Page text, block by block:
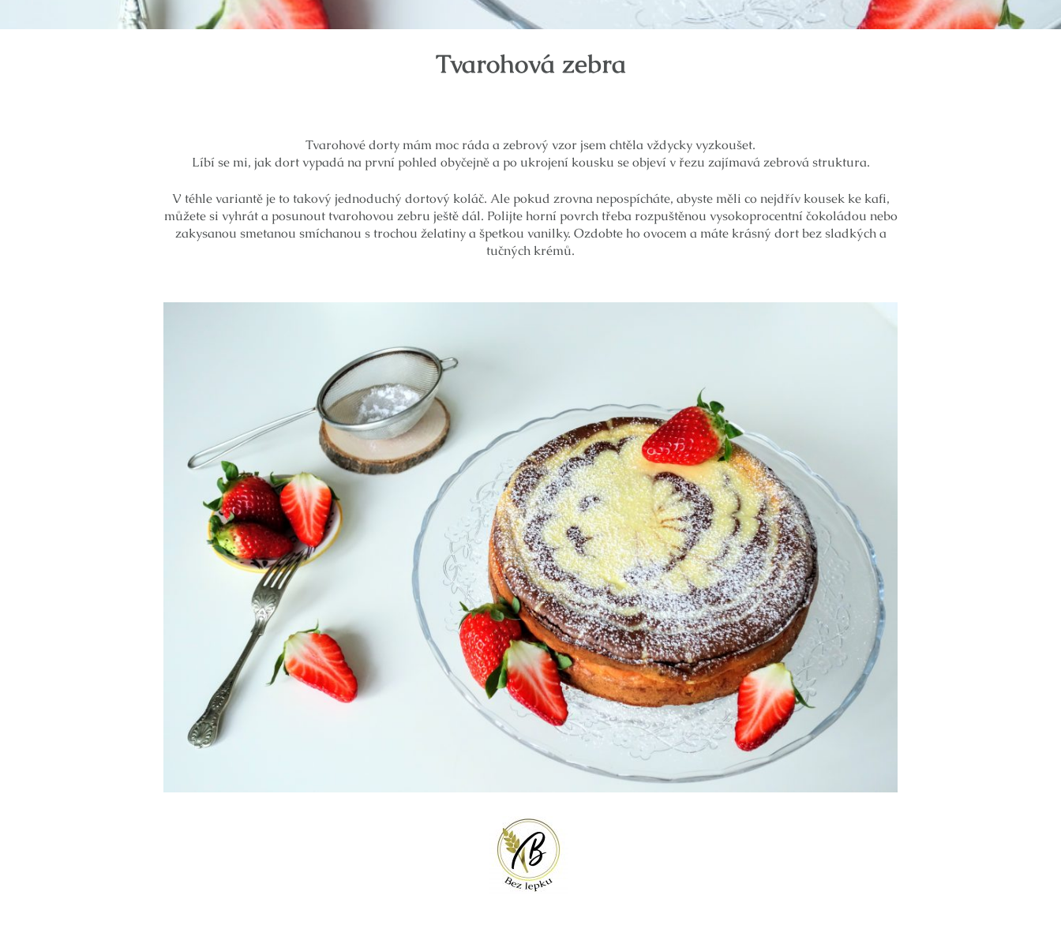
Tvarohová zebra
Tvarohové dorty mám moc ráda a zebrový vzor jsem chtěla vždycky vyzkoušet.
Líbí se mi, jak dort vypadá na první pohled obyčejně a po ukrojení kousku se objeví v řezu zajímavá zebrová struktura.
V téhle variantě je to takový jednoduchý dortový koláč. Ale pokud zrovna nepospícháte, abyste měli co nejdřív kousek ke kafi,
můžete si vyhrát a posunout tvarohovou zebru ještě dál. Polijte horní povrch třeba rozpuštěnou vysokoprocentní čokoládou nebo
zakysanou smetanou smíchanou s trochou želatiny a špetkou vanilky. Ozdobte ho ovocem a máte krásný dort bez sladkých a
tučných krémů.